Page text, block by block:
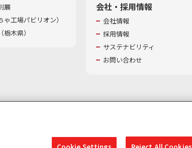
展
工場パビリオン）​
木県）
会社・採用情報
会社情報
採用情報
サステナビリティ
お問い合わせ